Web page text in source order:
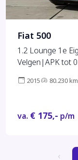
Fiat 500
1.2 Lounge 1e
Velgen|APK tot
2015 80.230 km
va. € 175,- p/m
‹